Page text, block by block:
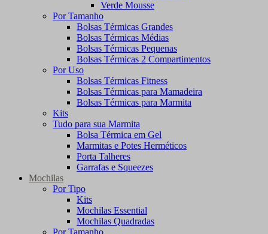
Verde Mousse
Por Tamanho
Bolsas Térmicas Grandes
Bolsas Térmicas Médias
Bolsas Térmicas Pequenas
Bolsas Térmicas 2 Compartimentos
Por Uso
Bolsas Térmicas Fitness
Bolsas Térmicas para Mamadeira
Bolsas Térmicas para Marmita
Kits
Tudo para sua Marmita
Bolsa Térmica em Gel
Marmitas e Potes Herméticos
Porta Talheres
Garrafas e Squeezes
Mochilas
Por Tipo
Kits
Mochilas Essential
Mochilas Quadradas
Por Tamanho